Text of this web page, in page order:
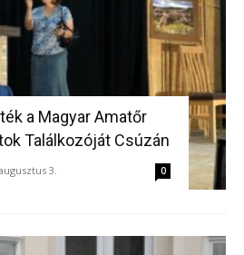
a Magyar Amatőr
Találkozóját Csúzán
3. 0